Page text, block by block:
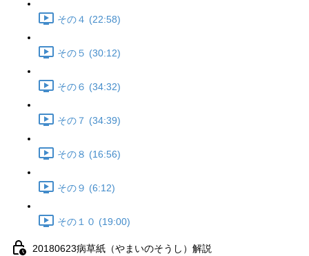
その４ (22:58)
その５ (30:12)
その６ (34:32)
その７ (34:39)
その８ (16:56)
その９ (6:12)
その１０ (19:00)
20180623病草紙（やまいのそうし）解説